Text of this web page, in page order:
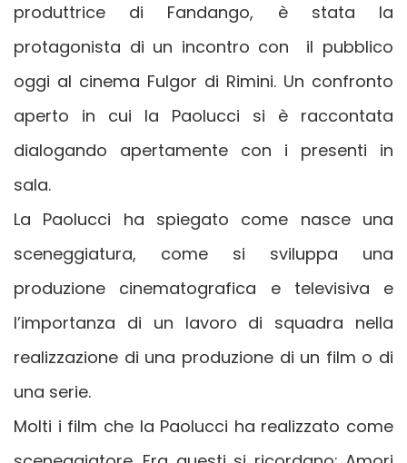
produttrice di Fandango, è stata la
protagonista di un incontro con il pubblico
oggi al cinema Fulgor di Rimini. Un confronto
aperto in cui la Paolucci si è raccontata
dialogando apertamente con i presenti in
sala.
La Paolucci ha spiegato come nasce una
sceneggiatura, come si sviluppa una
produzione cinematografica e televisiva e
l’importanza di un lavoro di squadra nella
realizzazione di una produzione di un film o di
una serie.
Molti i film che la Paolucci ha realizzato come